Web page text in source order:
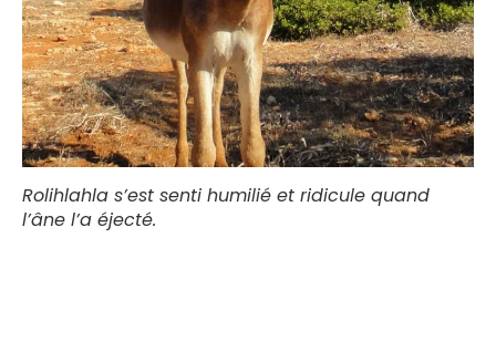
Rolihlahla s’est senti humilié et ridicule quand
l’âne l’a éjecté.